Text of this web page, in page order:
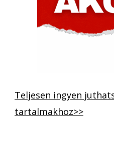
Teljesen ingyen
tartalmakhoz>>